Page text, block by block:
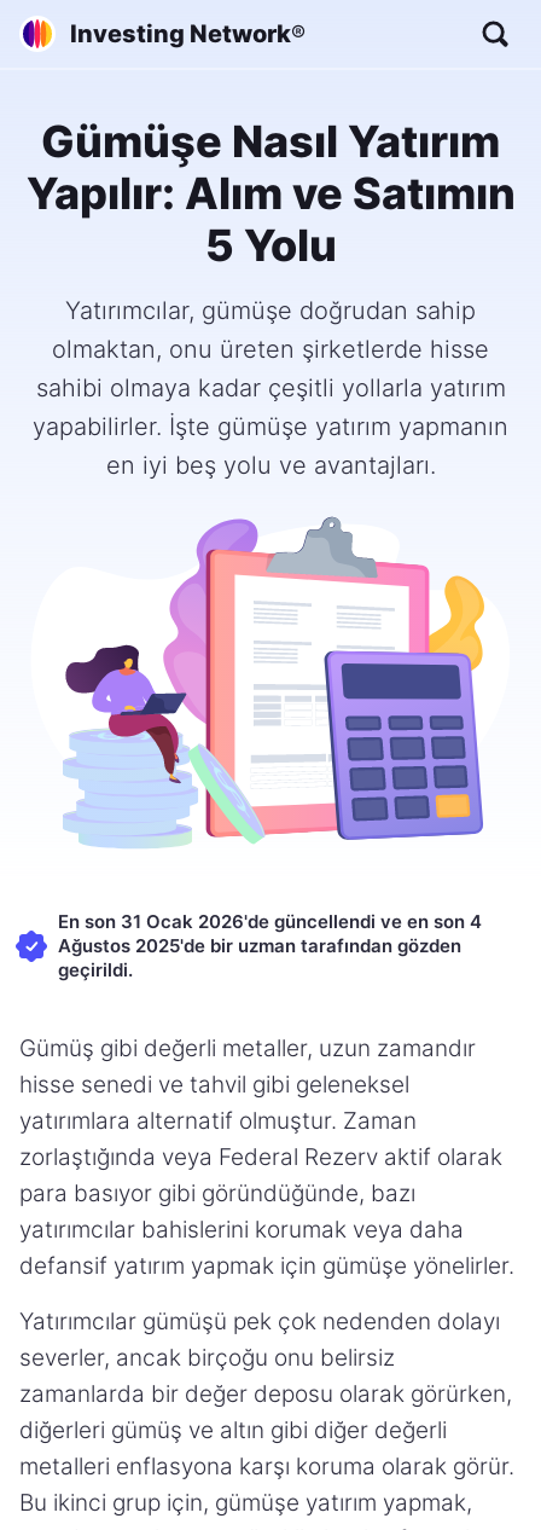
Investing Network®
Gümüşe Nasıl Yatırım
Yapılır: Alım ve Satımın
5 Yolu
Yatırımcılar, gümüşe doğrudan sahip
olmaktan, onu üreten şirketlerde hisse
sahibi olmaya kadar çeşitli yollarla yatırım
yapabilirler. İşte gümüşe yatırım yapmanın
en iyi beş yolu ve avantajları.
En son 31 Ocak 2026'de güncellendi ve en son 4
Ağustos 2025'de bir uzman tarafından gözden
geçirildi.
Gümüş gibi değerli metaller, uzun zamandır
hisse senedi ve tahvil gibi geleneksel
yatırımlara alternatif olmuştur. Zaman
zorlaştığında veya Federal Rezerv aktif olarak
para basıyor gibi göründüğünde, bazı
yatırımcılar bahislerini korumak veya daha
defansif yatırım yapmak için gümüşe yönelirler.
Yatırımcılar gümüşü pek çok nedenden dolayı
severler, ancak birçoğu onu belirsiz
zamanlarda bir değer deposu olarak görürken,
diğerleri gümüş ve altın gibi diğer değerli
metalleri enflasyona karşı koruma olarak görür.
Bu ikinci grup için, gümüşe yatırım yapmak,